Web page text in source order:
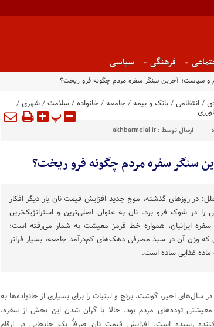
فرهنگی سیاسی
و سیاست؛ آخرین سنگر سفره مردم چگونه فرو ریخت؟
/انتظامی/بانک و بیمه/ جامعه/ خانواده/سلامت/شهری/
پ
ارسال توسط : akhbarmelal.ir
سنگر سفره مردم چگونه فرو ریخت؟
در روز‌های گذشته، موج جدید افزایش قیمت نان بار دیگر افکار
را در شوک فرو برد. نان به عنوان اصلی‌ترین و استراتژیک‌ترین
سفره ایرانیان، همواره خط قرمز معیشت به شمار می‌رفته است؛
که وزن آن در سبد مصرفی دهک‌های کم‌درآمد جامعه، بسیار فراتر
ماده غذایی ساده است.
سال‌های اخیر، گوشت، برنج و لبنیات را برای بسیاری از خانواده‌ها به
معیشتی توده‌های مردم بود. حالا با گران شدن این بخش از سفره،